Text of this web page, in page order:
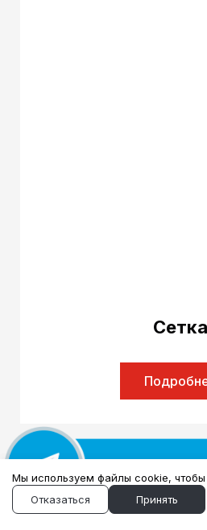
Сетка
Мы используем файлы cookie, чтобы
Отказаться
Принять